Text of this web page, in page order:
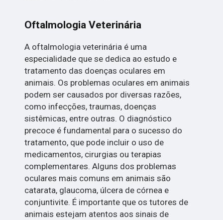
Oftalmologia Veterinária
A oftalmologia veterinária é uma
especialidade que se dedica ao estudo e
tratamento das doenças oculares em
animais. Os problemas oculares em animais
podem ser causados por diversas razões,
como infecções, traumas, doenças
sistêmicas, entre outras. O diagnóstico
precoce é fundamental para o sucesso do
tratamento, que pode incluir o uso de
medicamentos, cirurgias ou terapias
complementares. Alguns dos problemas
oculares mais comuns em animais são
catarata, glaucoma, úlcera de córnea e
conjuntivite. É importante que os tutores de
animais estejam atentos aos sinais de